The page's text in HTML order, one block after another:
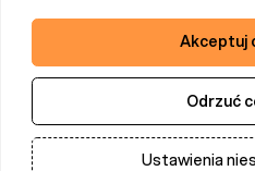
Akceptuj
Odrzuć
Ustawienia